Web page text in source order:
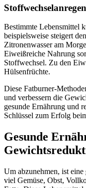
Bestimmte Lebensmittel
beispielsweise steigert
Zitronenwasser am
Eiweißreiche Nahrung
Stoffwechsel. Zu den
Hülsenfrüchte.
Diese Fatburner-
und verbessern die
gesunde Ernährung und
Schlüssel zum Erfolg
Gesunde
Um abzunehmen, ist eine
viel Gemüse, Obst,